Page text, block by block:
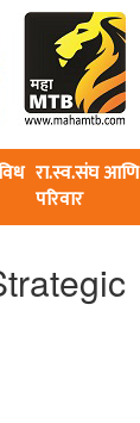
रा.स्व.संघ आणि
परिवार